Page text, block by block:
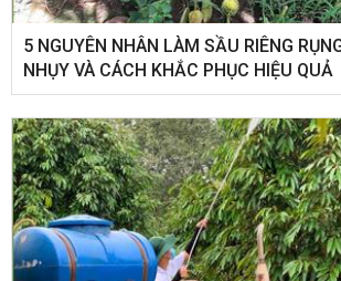
5 NGUYÊN NHÂN LÀM SẦU RIÊNG
NHỤY VÀ CÁCH KHẮC PHỤC HIỆU QUẢ